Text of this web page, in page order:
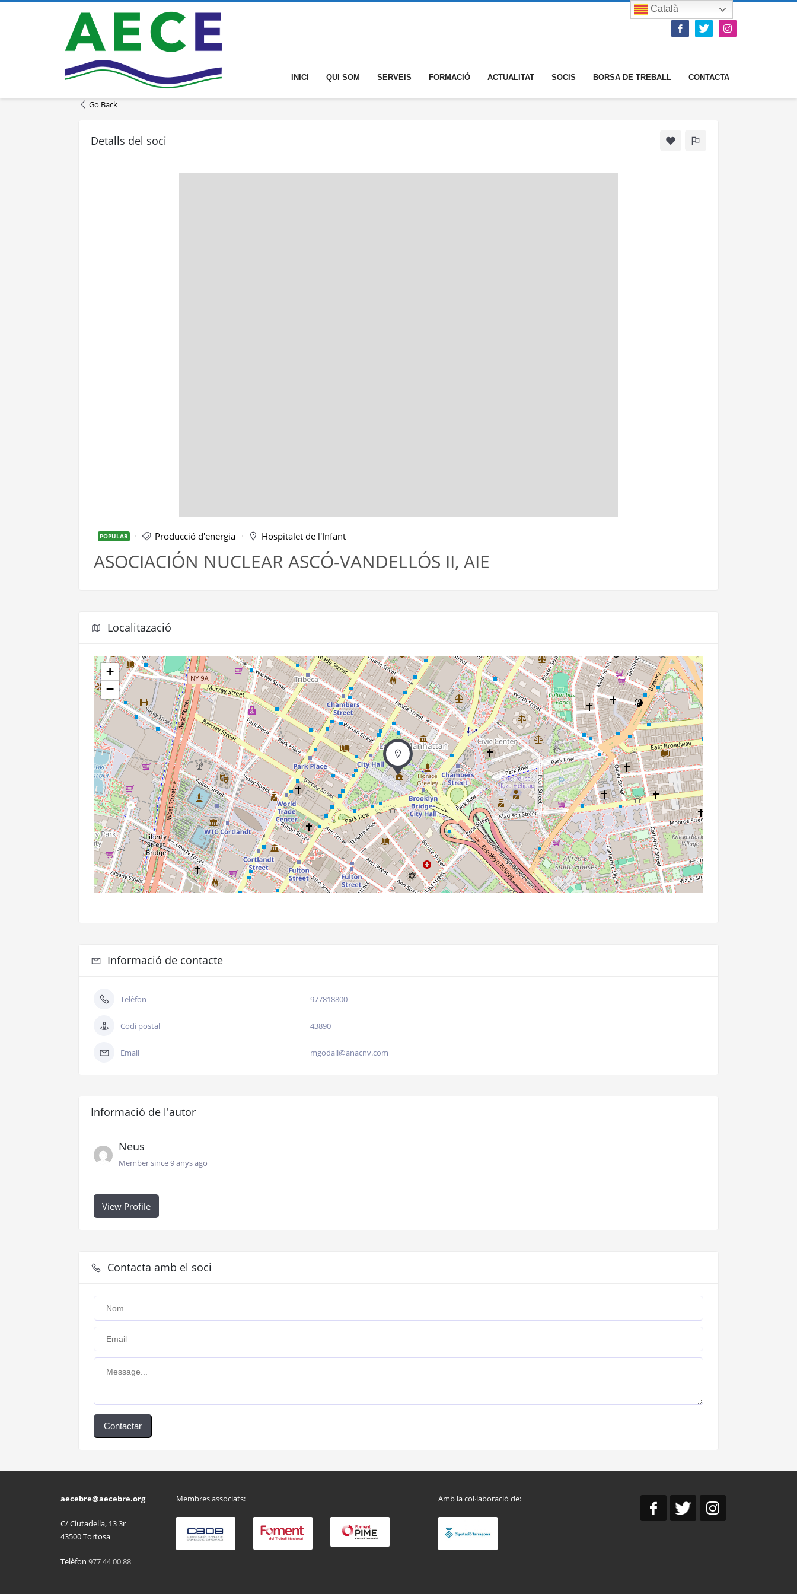
INICI QUI SOM SERVEIS FORMACIÓ ACTUALITAT SOCIS BORSA DE TREBALL CONTACTA
Go Back
Detalls del soci
POPULAR Producció d'energia Hospitalet de l'Infant
ASOCIACIÓN NUCLEAR ASCÓ-VANDELLÓS II, AIE
Localitazació
+
−
Informació de contacte
Telèfon 977818800
Codi postal 43890
Email mgodall@anacnv.com
Informació de l'autor
Neus
Member since 9 anys ago
View Profile
Contacta amb el soci
Contactar
aecebre@aecebre.org
C/ Ciutadella, 13 3r
43500 Tortosa
Telèfon 977 44 00 88
Membres associats: Amb la col·laboració de:
Català